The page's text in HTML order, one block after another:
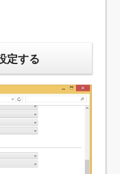
定する